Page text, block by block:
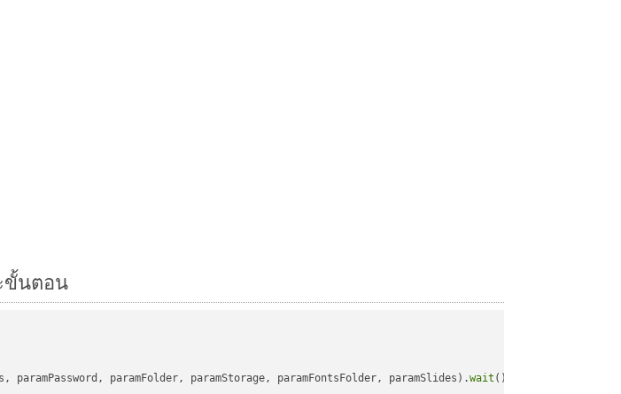
ขั้นตอน
paramPassword, paramFolder, paramStorage, paramFontsFolder, paramSlides).wait ();